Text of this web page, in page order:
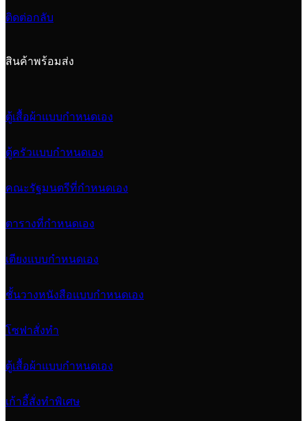
ติดต่อกลับ
สินค้าพร้อมส่ง
ตู้เสื้อผ้าแบบกำหนดเอง
ตู้ครัวแบบกำหนดเอง
คณะรัฐมนตรีที่กำหนดเอง
ตารางที่กำหนดเอง
เตียงแบบกำหนดเอง
ชั้นวางหนังสือแบบกำหนดเอง
โซฟาสั่งทำ
ตู้เสื้อผ้าแบบกำหนดเอง
เก้าอี้สั่งทำพิเศษ